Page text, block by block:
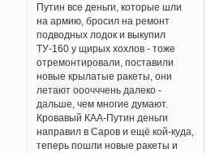
Путин все деньги, которые шли
на армию, бросил на ремонт
подводных лодок и выкупил
ТУ-160 у щирых хохлов - тоже
отремонтировали, поставили
новые крылатые ракеты, они
летают ооочччень далеко -
дальше, чем многие думают.
Кровавый КАА-Путин деньги
направил в Саров и ещё кой-куда,
теперь пошли новые ракеты и